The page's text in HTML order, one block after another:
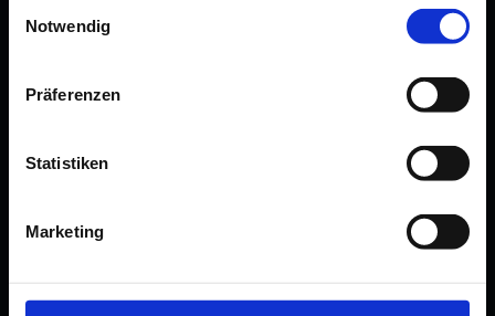
Notwendig
Präferenzen
Statistiken
Marketing